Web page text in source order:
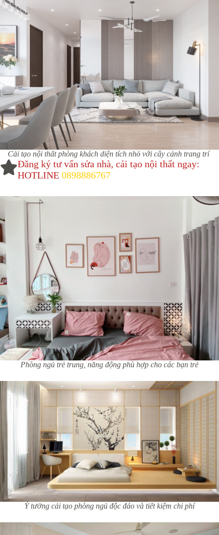
Cải tạo nội thất phòng khách diện tích nhỏ với cây cảnh trang trí
Đăng ký tư vấn sửa nhà, cải tạo nội thất ngay:
HOTLINE 0898886767
Phòng ngủ trẻ trung, năng động phù hợp cho các bạn trẻ
Ý tưởng cải tạo phòng ngủ độc đáo và tiết kiệm chi phí